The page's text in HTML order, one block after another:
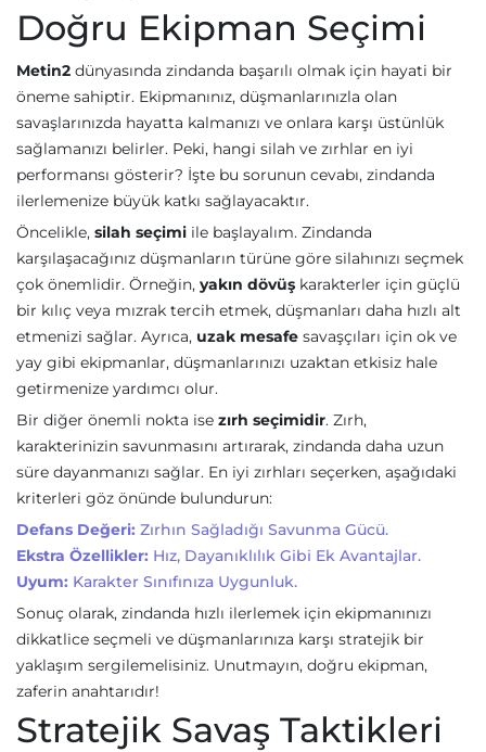
Doğru Ekipman Seçimi
Metin2 dünyasında zindanda başarılı olmak için hayati bir
öneme sahiptir. Ekipmanınız, düşmanlarınızla olan
savaşlarınızda hayatta kalmanızı ve onlara karşı üstünlük
sağlamanızı belirler. Peki, hangi silah ve zırhlar en iyi
performansı gösterir? İşte bu sorunun cevabı, zindanda
ilerlemenize büyük katkı sağlayacaktır.
Öncelikle, silah seçimi ile başlayalım. Zindanda
karşılaşacağınız düşmanların türüne göre silahınızı seçmek
çok önemlidir. Örneğin, yakın dövüş karakterler için güçlü
bir kılıç veya mızrak tercih etmek, düşmanları daha hızlı alt
etmenizi sağlar. Ayrıca, uzak mesafe savaşçıları için ok ve
yay gibi ekipmanlar, düşmanlarınızı uzaktan etkisiz hale
getirmenize yardımcı olur.
Bir diğer önemli nokta ise zırh seçimidir. Zırh,
karakterinizin savunmasını artırarak, zindanda daha uzun
süre dayanmanızı sağlar. En iyi zırhları seçerken, aşağıdaki
kriterleri göz önünde bulundurun:
Defans Değeri: Zırhın Sağladığı Savunma Gücü.
Ekstra Özellikler: Hız, Dayanıklılık Gibi Ek Avantajlar.
Uyum: Karakter Sınıfınıza Uygunluk.
Sonuç olarak, zindanda hızlı ilerlemek için ekipmanınızı
dikkatlice seçmeli ve düşmanlarınıza karşı stratejik bir
yaklaşım sergilemelisiniz. Unutmayın, doğru ekipman,
zaferin anahtarıdır!
Stratejik Savaş Taktikleri